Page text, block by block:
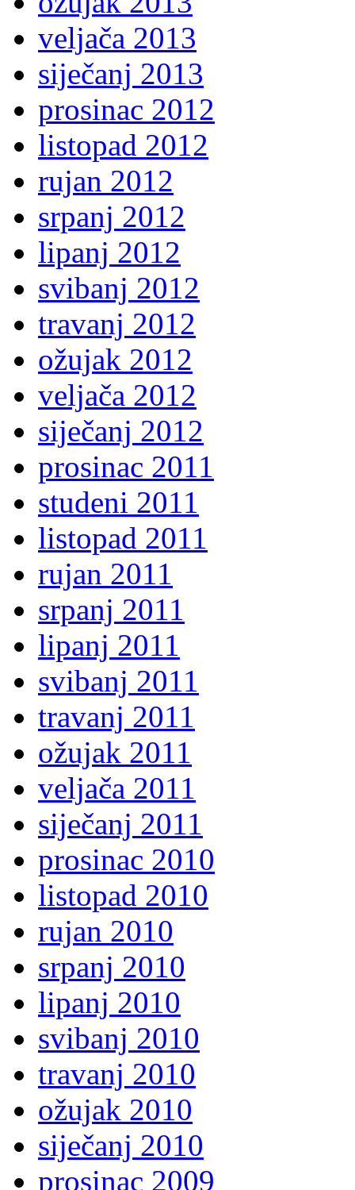
veljača 2013
siječanj 2013
prosinac 2012
listopad 2012
rujan 2012
srpanj 2012
lipanj 2012
svibanj 2012
travanj 2012
ožujak 2012
veljača 2012
siječanj 2012
prosinac 2011
studeni 2011
listopad 2011
rujan 2011
srpanj 2011
lipanj 2011
svibanj 2011
travanj 2011
ožujak 2011
veljača 2011
siječanj 2011
prosinac 2010
listopad 2010
rujan 2010
srpanj 2010
lipanj 2010
svibanj 2010
travanj 2010
ožujak 2010
siječanj 2010
prosinac 2009